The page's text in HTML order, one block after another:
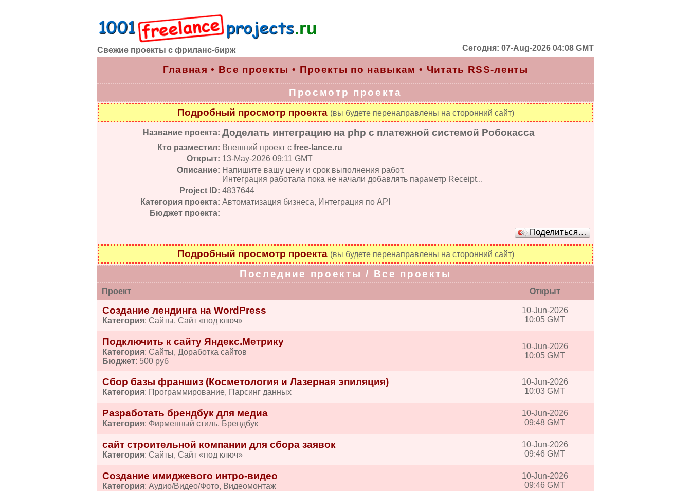
Свежие проекты с фриланс-бирж Сегодня: 07-Aug-2026 04:08 GMT
Главная • Все проекты • Проекты по навыкам • Читать RSS-ленты
Просмотр проекта
Подробный просмотр проекта (вы будете перенаправлены на сторонний сайт)
Название проекта: Доделать интеграцию на php с платежной системой Робокасса
Кто разместил: Внешний проект с free-lance.ru
Открыт: 13-May-2026 09:11 GMT
Описание: Напишите вашу цену и срок выполнения работ.
Интеграция работала пока не начали добавлять параметр Receipt...
Project ID: 4837644
Категория проекта: Автоматизация бизнеса, Интеграция по API
Бюджет проекта:
Поделиться…
Подробный просмотр проекта (вы будете перенаправлены на сторонний сайт)
Последние проекты / Все проекты
Проект Открыт
Создание лендинга на WordPress
Категория: Сайты, Сайт «под ключ»
10-Jun-2026
10:05 GMT
Подключить к сайту Яндекс.Метрику
Категория: Сайты, Доработка сайтов
Бюджет: 500 руб
10-Jun-2026
10:05 GMT
Сбор базы франшиз (Косметология и Лазерная эпиляция)
Категория: Программирование, Парсинг данных
10-Jun-2026
10:03 GMT
Разработать брендбук для медиа
Категория: Фирменный стиль, Брендбук
10-Jun-2026
09:48 GMT
сайт строительной компании для сбора заявок
Категория: Сайты, Сайт «под ключ»
10-Jun-2026
09:46 GMT
Создание имиджевого интро-видео
Категория: Аудио/Видео/Фото, Видеомонтаж
10-Jun-2026
09:46 GMT